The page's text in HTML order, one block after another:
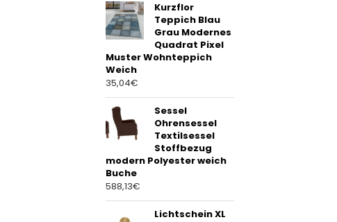
Kurzflor
Teppich Blau
Grau Modernes
Quadrat Pixel
Muster Wohnteppich
Weich
35,04€
Sessel
Ohrensessel
Textilsessel
Stoffbezug
modern Polyester weich
Buche
588,13€
Lichtschein XL